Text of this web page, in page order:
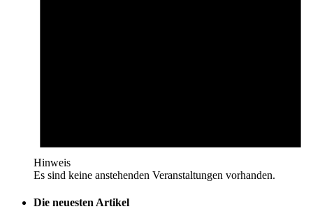
Hinweis
Es sind keine anstehenden Veranstaltungen vorhanden.
Die neuesten Artikel